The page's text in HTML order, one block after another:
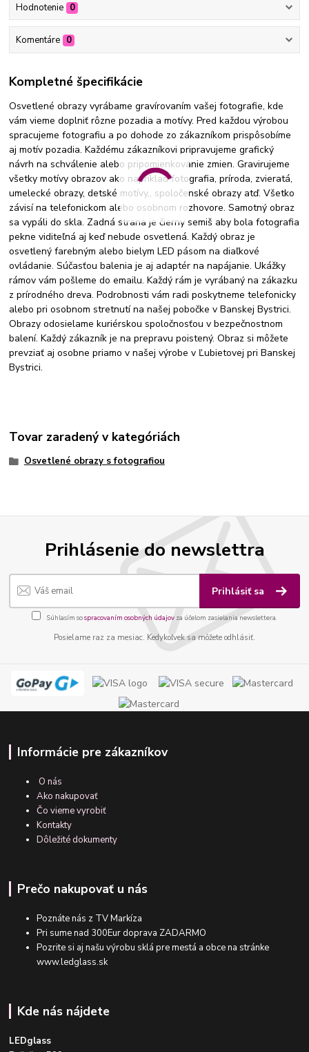
Hodnotenie 0
Komentáre 0
Kompletné špecifikácie
Osvetlené obrazy vyrábame gravírovaním vašej fotografie, kde
vám vieme doplniť rôzne pozadia a motívy. Pred každou výrobou
spracujeme fotografiu a po dohode zo zákazníkom prispôsobíme
aj motív pozadia. Každému zákazníkovi pripravujeme grafický
návrh na schválenie alebo pripomienkovanie zmien. Gravirujeme
všetky motívy obrazov ako napríklad fotografia, príroda, zvieratá,
umelecké obrazy, detské motívy,, spoločenské obrazy atď. Všetko
závisí na telefonickom alebo osobnom rozhovore. Samotný obraz
sa vypáli do skla. Zadná strana je čierny semiš aby bola fotografia
pekne viditeľná aj keď nebude osvetlená. Každý obraz je
osvetlený farebným alebo bielym LED pásom na diaľkové
ovládanie. Súčasťou balenia je aj adaptér na napájanie. Ukážky
rámov vám pošleme do emailu. Každý rám je vyrábaný na zákazku
z prírodného dreva. Podrobnosti vám radi poskytneme telefonicky
alebo pri osobnom stretnutí na našej pobočke v Banskej Bystrici.
Obrazy odosielame kuriérskou spoločnosťou v bezpečnostnom
balení. Každý zákazník je na prepravu poistený. Obraz si môžete
prevziať aj osobne priamo v našej výrobe v Ľubietovej pri Banskej
Bystrici.
Tovar zaradený v kategóriách
Osvetlené obrazy s fotografiou
Prihlásenie do newslettra
Prihlásiť sa
Súhlasím sospracovaním osobných údajov za účelom zasielania newslettera.
Posielame raz za mesiac. Kedykoľvek sa môžete odhlásiť.
Informácie pre zákazníkov
O nás
Ako nakupovať
Čo vieme vyrobiť
Kontakty
Dôležité dokumenty
Prečo nakupovať u nás
Poznáte nás z TV Markíza
Pri sume nad 300Eur doprava ZADARMO
Pozrite si aj našu výrobu sklá pre mestá a obce na stránke
www.ledglass.sk
Kde nás nájdete
LEDglass